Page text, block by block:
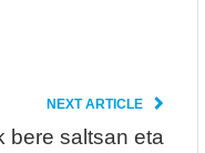
NEXT ARTICLE
bere saltsan eta